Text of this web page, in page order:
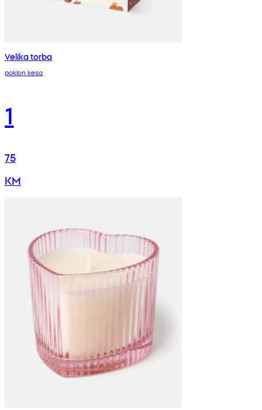
Velika torba
poklon kesa
1
75
KM